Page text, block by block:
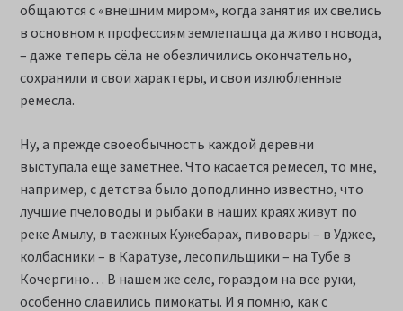
общаются с «внешним миром», когда занятия их свелись
в основном к профессиям землепашца да животновода,
– даже теперь сёла не обезличились окончательно,
сохранили и свои характеры, и свои излюбленные
ремесла.
Ну, а прежде своеобычность каждой деревни
выступала еще заметнее. Что касается ремесел, то мне,
например, с детства было доподлинно известно, что
лучшие пчеловоды и рыбаки в наших краях живут по
реке Амылу, в таежных Кужебарах, пивовары – в Уджее,
колбасники – в Каратузе, лесопильщики – на Тубе в
Кочергино… В нашем же селе, гораздом на все руки,
особенно славились пимокаты. И я помню, как с